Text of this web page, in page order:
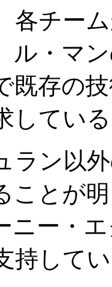
各チー
ル・マ
既存の
してい
ラン以
ことが
ニー・
持して